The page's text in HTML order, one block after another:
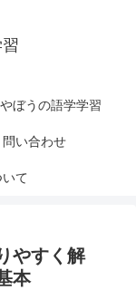
ぼうの語学学習
問い合わせ
て
やすく解
本